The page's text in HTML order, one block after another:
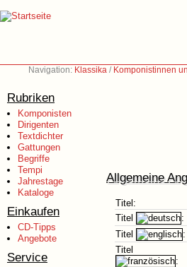
Navigation: Klassika / Komponistinnen
Rubriken
Komponisten
Dirigenten
Textdichter
Gattungen
Begriffe
Tempi
Jahrestage
Kataloge
Einkaufen
CD-Tipps
Angebote
Service
Allgemeine
Titel:
Titel
:
Titel
:
Titel
: